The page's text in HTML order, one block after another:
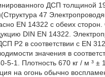
ДСП толщиной
47
EN 14322 с обеих
DIN EN 14322.
P2 в соответствии с EN 312.
значения в
5-1. Плотность 670 кг / м ³ ±
на огонь обычно